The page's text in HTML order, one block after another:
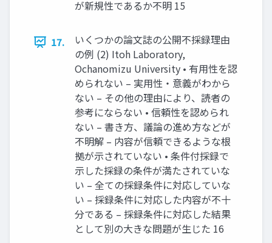
が新規性であるか不明 15
17.
いくつかの論文誌の公開不採録理由
の例 (2) Itoh Laboratory,
Ochanomizu University • 有用性を認
められない – 実用性・意義がわから
ない – その他の理由により、読者の
参考にならない • 信頼性を認められ
ない – 書き方、議論の進め方などが
不明解 – 内容が信頼できるような根
拠が示されていない • 条件付採録で
示した採録の条件が満たされていな
い – 全ての採録条件に対応していな
い – 採録条件に対応した内容が不十
分である – 採録条件に対応した結果
として別の大きな問題が生じた 16